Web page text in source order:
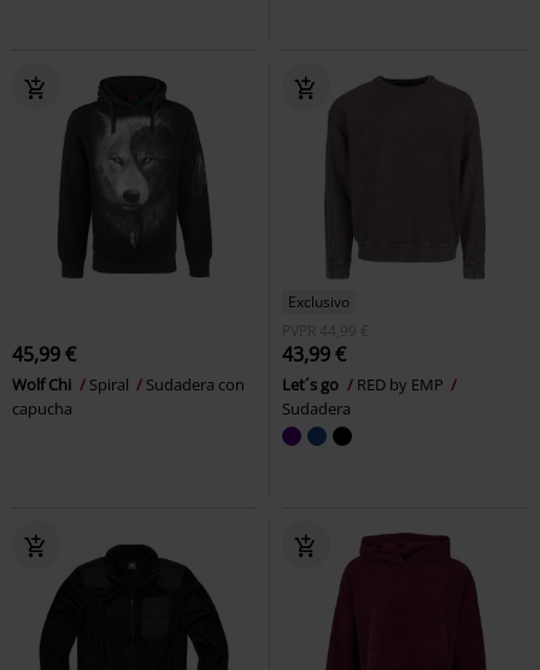
45,99 €
Wolf Chi Spiral
Sudadera con
capucha
Exclusivo
PVPR 44,99 €
43,99 €
Let´s go
RED by EMP
Sudadera